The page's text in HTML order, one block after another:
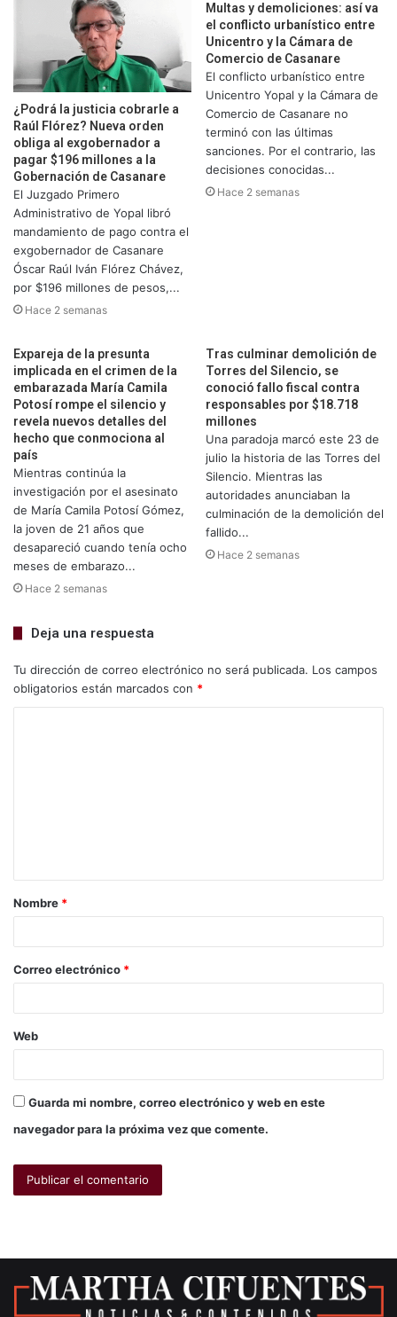
¿Podrá la justicia cobrarle a
Raúl Flórez? Nueva orden
obliga al exgobernador a
pagar $196 millones a la
Gobernación de Casanare
El Juzgado Primero
Administrativo de Yopal libró
mandamiento de pago contra el
exgobernador de Casanare
Óscar Raúl Iván Flórez Chávez,
por $196 millones de pesos,...
Hace 2 semanas
Multas y demoliciones: así va
el conflicto urbanístico entre
Unicentro y la Cámara de
Comercio de Casanare
El conflicto urbanístico entre
Unicentro Yopal y la Cámara de
Comercio de Casanare no
terminó con las últimas
sanciones. Por el contrario, las
decisiones conocidas...
Hace 2 semanas
Expareja de la presunta
implicada en el crimen de la
embarazada María Camila
Potosí rompe el silencio y
revela nuevos detalles del
hecho que conmociona al
país
Mientras continúa la
investigación por el asesinato
de María Camila Potosí Gómez,
la joven de 21 años que
desapareció cuando tenía ocho
meses de embarazo...
Hace 2 semanas
Tras culminar demolición de
Torres del Silencio, se
conoció fallo fiscal contra
responsables por $18.718
millones
Una paradoja marcó este 23 de
julio la historia de las Torres del
Silencio. Mientras las
autoridades anunciaban la
culminación de la demolición del
fallido...
Hace 2 semanas
Deja una respuesta
Tu dirección de correo electrónico no será publicada. Los campos
obligatorios están marcados con *
Nombre *
Correo electrónico *
Web
Guarda mi nombre, correo electrónico y web en este
navegador para la próxima vez que comente.